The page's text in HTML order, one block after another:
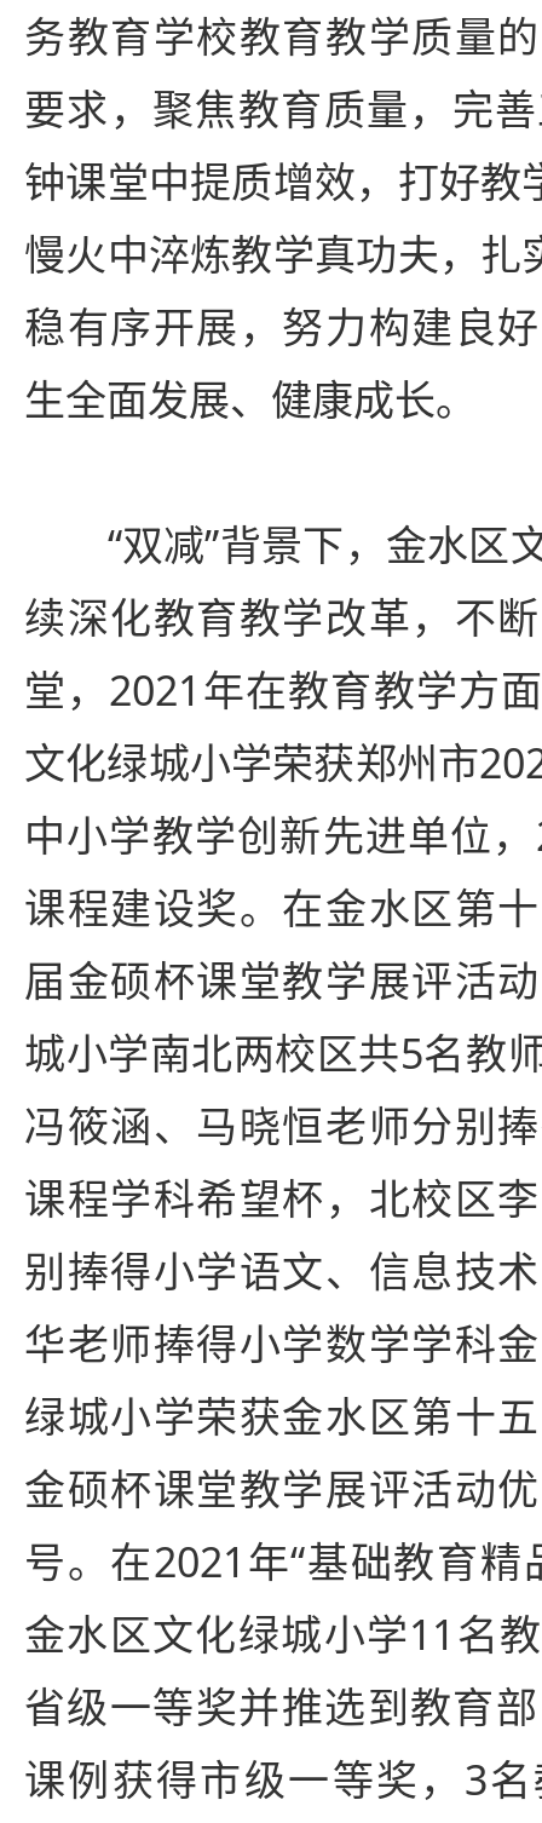
务教育学校教育教学质量
要求，聚焦教育质量，完
钟课堂中提质增效，打好教
慢火中淬炼教学真功夫，扎
稳有序开展，努力构建良
生全面发展、健康成长。
“双减”背景下， 金水区
续深化教育教学改革，不
堂，2021年在教育教学方
文化绿城小学荣获郑州市
中小学教学创新先进单位
课程建设奖。在金水区第
届金硕杯课堂教学展评活
城小学南北两校区共5名教
冯筱涵、马晓恒老师分别
课程学科希望杯，北校区
别捧得小学语文、信息技
华老师捧得小学数学学科
绿城小学荣获金水区第十
金硕杯课堂教学展评活动
号。在2021年“基础教育精
金水区文化绿城小学11名
省级一等奖并推选到教育
课例获得市级一等奖，3